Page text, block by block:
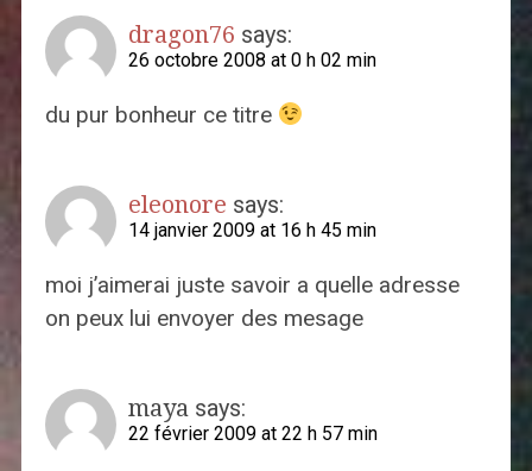
dragon76 says:
26 octobre 2008 at 0 h 02 min
du pur bonheur ce titre
eleonore says:
14 janvier 2009 at 16 h 45 min
moi j’aimerai juste savoir a quelle adresse
on peux lui envoyer des mesage
maya says:
22 février 2009 at 22 h 57 min